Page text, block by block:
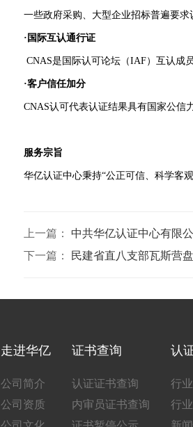
一些政府采购、大型企业招标普遍要求
·国际互认通行证
CNAS是国际认可论坛（IAF）互认成
·客户信任加分
CNAS认可代表认证结果具有国家公信
服务宗旨
华亿认证中心秉持“公正可信、科学客
上一篇： 中共华亿认证中心有限
下一篇：
民建省直八支部瓦斯营
走进华亿
公司简介
公司资质
证书查询
认证证书查询
内审员证书查询
认
行
行